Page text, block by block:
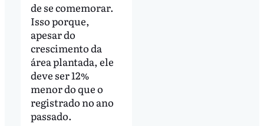
de se comemorar.
Isso porque,
apesar do
crescimento da
área plantada, ele
deve ser 12%
menor do que o
registrado no ano
passado.